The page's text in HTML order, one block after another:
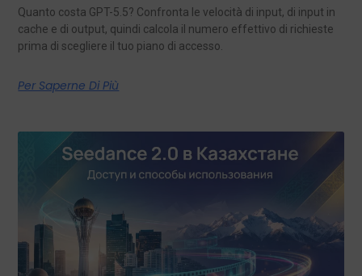
Quanto costa GPT-5.5? Confronta le velocità di input, di input in
cache e di output, quindi calcola il numero effettivo di richieste
prima di scegliere il tuo piano di accesso.
Per Saperne Di Più